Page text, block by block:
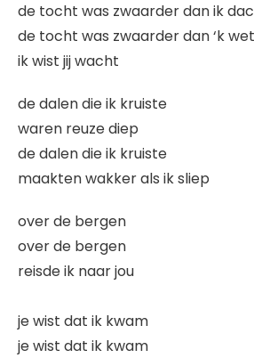
de tocht was zwaarder dan ik
de tocht was zwaarder dan ‘k
ik wist jij wacht
de dalen die ik kruiste
waren reuze diep
de dalen die ik kruiste
maakten wakker als ik sliep
over de bergen
over de bergen
reisde ik naar jou
je wist dat ik kwam
je wist dat ik kwam